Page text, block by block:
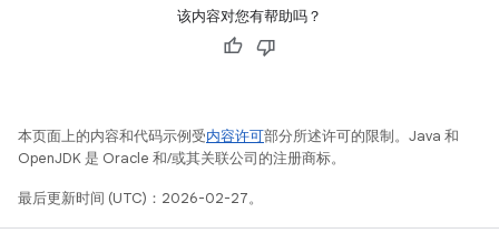
该内容对您有帮助吗？
本页面上的内容和代码示例受内容许可部分所述许可的限制。Java 和
OpenJDK 是 Oracle 和/或其关联公司的注册商标。
最后更新时间 (UTC)：2026-02-27。